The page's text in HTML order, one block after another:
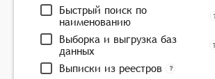
Быстрый поиск по
наименованию
Выборка и выгрузка баз
данных
Выписки из реестров